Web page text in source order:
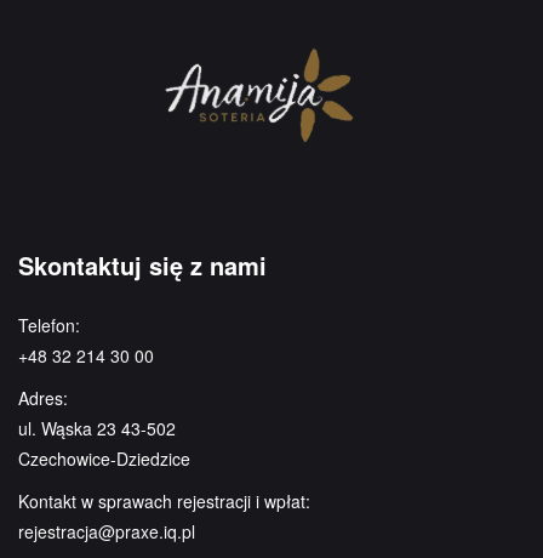
Skontaktuj się z nami
Telefon:
+48 32 214 30 00
Adres:
ul. Wąska 23 43-502
Czechowice-Dziedzice
Kontakt w sprawach rejestracji i wpłat:
rejestracja@praxe.iq.pl